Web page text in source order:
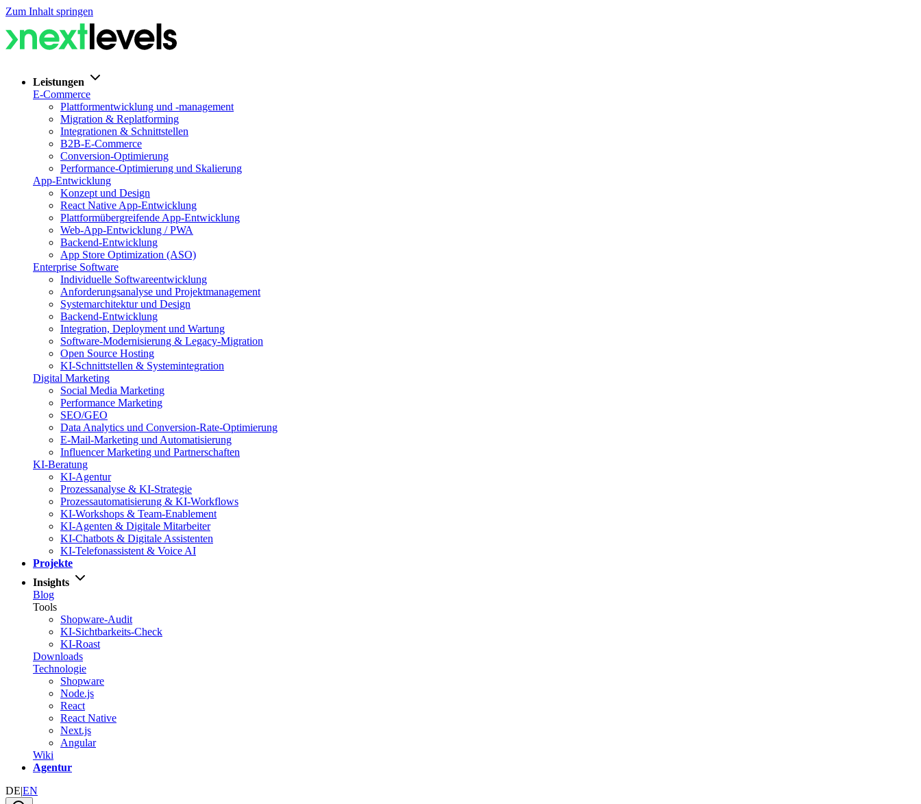
Zum Inhalt springen
Leistungen
E-Commerce
Plattformentwicklung und -management
Migration & Replatforming
Integrationen & Schnittstellen
B2B-E-Commerce
Conversion-Optimierung
Performance-Optimierung und Skalierung
App-Entwicklung
Konzept und Design
React Native App-Entwicklung
Plattformübergreifende App-Entwicklung
Web-App-Entwicklung / PWA
Backend-Entwicklung
App Store Optimization (ASO)
Enterprise Software
Individuelle Softwareentwicklung
Anforderungsanalyse und Projektmanagement
Systemarchitektur und Design
Backend-Entwicklung
Integration, Deployment und Wartung
Software-Modernisierung & Legacy-Migration
Open Source Hosting
KI-Schnittstellen & Systemintegration
Digital Marketing
Social Media Marketing
Performance Marketing
SEO/GEO
Data Analytics und Conversion-Rate-Optimierung
E-Mail-Marketing und Automatisierung
Influencer Marketing und Partnerschaften
KI-Beratung
KI-Agentur
Prozessanalyse & KI-Strategie
Prozessautomatisierung & KI-Workflows
KI-Workshops & Team-Enablement
KI-Agenten & Digitale Mitarbeiter
KI-Chatbots & Digitale Assistenten
KI-Telefonassistent & Voice AI
Projekte
Insights
Blog
Tools
Shopware-Audit
KI-Sichtbarkeits-Check
KI-Roast
Downloads
Technologie
Shopware
Node.js
React
React Native
Next.js
Angular
Wiki
Agentur
DE|EN